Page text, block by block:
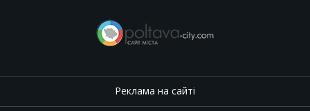
Реклама на сайті